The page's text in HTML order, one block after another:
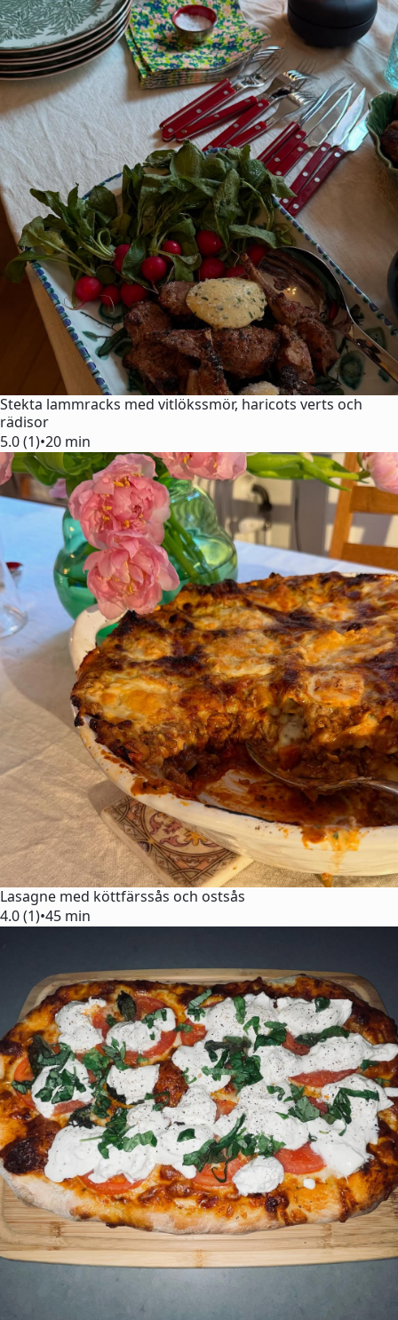
Stekta lammracks med vitlökssmör, haricots verts och
rädisor
5.0 (1)•20 min
Lasagne med köttfärssås och ostsås
4.0 (1)•45 min